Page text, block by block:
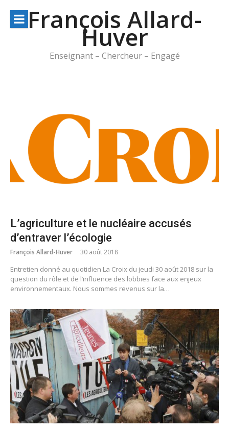
contenuFrançois Allard-
Huver
Enseignant – Chercheur – Engagé
L’agriculture et le nucléaire accusés
d’entraver l’écologie
François Allard-Huver 30 août 2018
Entretien donné au quotidien La Croix du jeudi 30 août 2018 sur la
question du rôle et de l’influence des lobbies face aux enjeux
environnementaux. Nous sommes revenus sur la…